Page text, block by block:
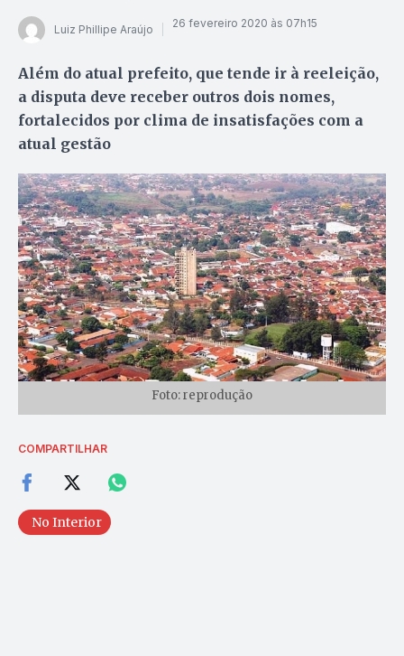
Luiz Phillipe Araújo 26 fevereiro 2020 às 07h15
Além do atual prefeito, que tende ir à reeleição,
a disputa deve receber outros dois nomes,
fortalecidos por clima de insatisfações com a
atual gestão
Foto: reprodução
COMPARTILHAR
No Interior